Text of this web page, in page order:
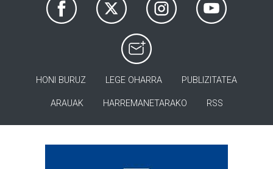
HONI BURUZ LEGE OHARRA PUBLIZITATEA
ARAUAK HARREMANETARAKO RSS